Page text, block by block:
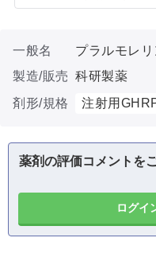
一般名
プラルモレ
製造/販売 科研製薬
剤形/規格
注射用
薬剤の評価コメントを
ログイ